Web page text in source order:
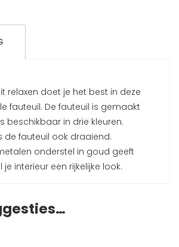
relaxen doet je het best in deze
fauteuil. De fauteuil is gemaakt
beschikbaar in drie kleuren.
de fauteuil ook draaiend.
onderstel in goud geeft
je interieur een rijkelijke look.